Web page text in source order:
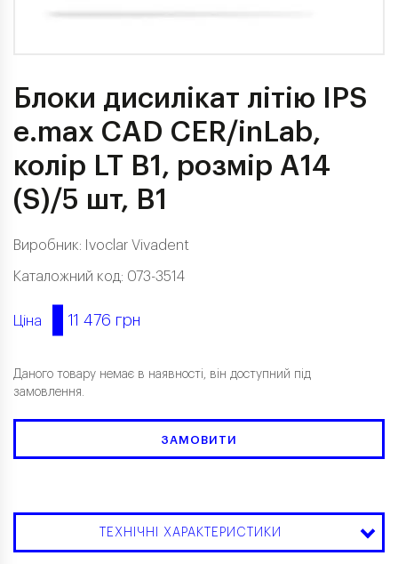
Блоки дисилікат літію IPS
e.max CAD CER/inLab,
колір LT B1, розмір A14
(S)/5 шт, B1
Виробник: Ivoclar Vivadent
Каталожний код: 073-3514
Ціна 11 476 грн
Даного товару немає в наявності, він доступний під
замовлення.
ЗАМОВИТИ
ТЕХНІЧНІ ХАРАКТЕРИСТИКИ